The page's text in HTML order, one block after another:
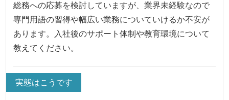
総務への応募を検討していますが、業界未経験なので
専門用語の習得や幅広い業務についていけるか不安が
あります。入社後のサポート体制や教育環境について
教えてください。
実態はこうです